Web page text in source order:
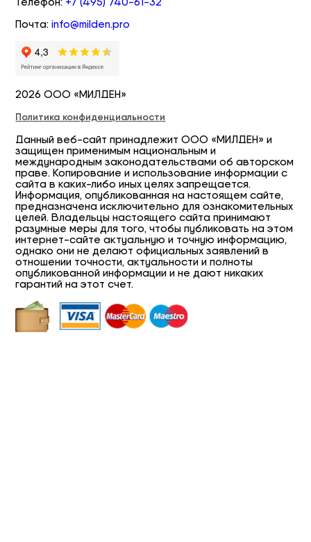
Почта:info@milden.pro
2026 ООО «МИЛДЕН»
Политика конфиденциальности
Данный веб-сайт принадлежит ООО «МИЛДЕН» и
защищен применимым национальным и
международным законодательствами об авторском
праве. Копирование и использование информации с
сайта в каких-либо иных целях запрещается.
Информация, опубликованная на настоящем сайте,
предназначена исключительно для ознакомительных
целей. Владельцы настоящего сайта принимают
разумные меры для того, чтобы публиковать на этом
интернет-сайте актуальную и точную информацию,
однако они не делают официальных заявлений в
отношении точности, актуальности и полноты
опубликованной информации и не дают никаких
гарантий на этот счет.